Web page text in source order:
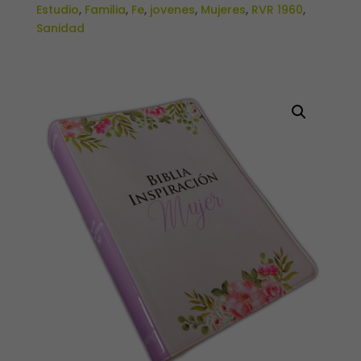
Estudio, Familia, Fe, jovenes, Mujeres, RVR 1960,
Sanidad